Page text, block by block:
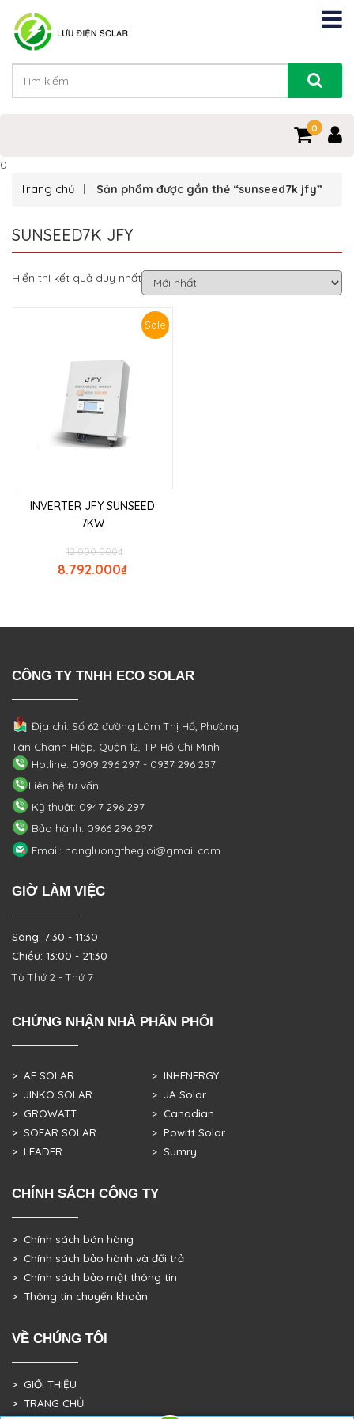
0
0
Trang chủ Sản phẩm được gắn thẻ “sunseed7k jfy”
SUNSEED7K JFY
Hiển thị kết quả duy nhất
Sale
INVERTER JFY SUNSEED
7KW
₫
12.000.000
₫
8.792.000
CÔNG TY TNHH ECO SOLAR
Địa chỉ: Số 62 đường Lâm Thị Hố, Phường
Tân Chánh Hiệp, Quận 12, TP. Hồ Chí Minh
Hotline: 0909 296 297 - 0937 296 297
Liên hệ tư vấn
Kỹ thuật: 0947 296 297
Bảo hành: 0966 296 297
Email: nangluongthegioi@gmail.com
GIỜ LÀM VIỆC
Sáng: 7:30 - 11:30
Chiều: 13:00 - 21:30
Từ Thứ 2 - Thứ 7
CHỨNG NHẬN NHÀ PHÂN PHỐI
> AE SOLAR
> JINKO SOLAR
> GROWATT
> SOFAR SOLAR
> LEADER
> INHENERGY
> JA Solar
> Canadian
> Powitt Solar
> Sumry
CHÍNH SÁCH CÔNG TY
> Chính sách bán hàng
> Chính sách bảo hành và đổi trả
> Chính sách bảo mật thông tin
> Thông tin chuyển khoản
VỀ CHÚNG TÔI
> GIỚI THIỆU
> TRANG CHỦ